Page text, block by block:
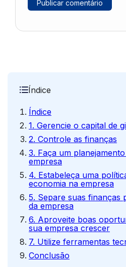
Índice
Índice
1. Gerencie o capital de
2. Controle as finanças
3. Faça um
empresa
4. Estabeleça uma
economia na empresa
5. Separe suas finanças
da empresa
6. Aproveite boas
sua empresa crescer
7. Utilize ferramentas
Conclusão